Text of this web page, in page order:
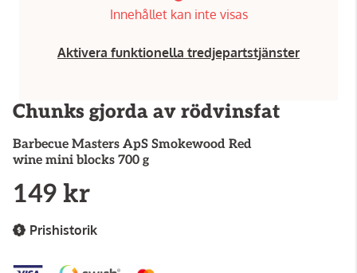
Innehållet kan inte visas
Aktivera funktionella tredjepartstjänster
Chunks gjorda av rödvinsfat
Barbecue Masters ApS Smokewood Red
wine mini blocks 700 g
149 kr
Prishistorik